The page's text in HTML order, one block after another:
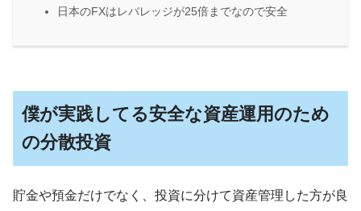
日本のFXはレバレッジが25倍までなので安全
僕が実践してる安全な資産運用のため
の分散投資
貯金や預金だけでなく、投資に分けて資産管理した方が良